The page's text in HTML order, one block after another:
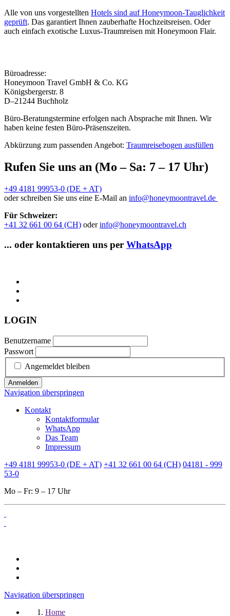
Alle von uns vorgestellten Hotels sind auf Honeymoon-Tauglichkeit
geprüft. Das garantiert Ihnen zauberhafte Hochzeitsreisen. Oder
auch einfach exotische Luxus-Traumreisen mit Honeymoon Flair.
Büroadresse:
Honeymoon Travel GmbH & Co. KG
Königsbergerstr. 8
D–21244 Buchholz
Büro-Beratungstermine erfolgen nach Absprache mit Ihnen. Wir
haben keine festen Büro-Präsenszeiten.
Abkürzung zum passenden Angebot: Traumreisebogen ausfüllen
Rufen Sie uns an (Mo – Sa: 7 – 17 Uhr)
+49 4181 99953-0 (DE + AT)
oder schreiben Sie uns eine E-Mail an info@honeymoontravel.de
Für Schweizer:
+41 32 661 00 64 (CH) oderinfo@honeymoontravel.ch
... oder kontaktieren uns per WhatsApp
LOGIN
Benutzername
Passwort
Angemeldet bleiben
Anmelden
Navigation überspringen
Kontakt
Kontaktformular
WhatsApp
Das Team
Impressum
+49 4181 99953-0 (DE + AT) +41 32 661 00 64 (CH) 04181 - 999
53-0
Mo – Fr: 9 – 17 Uhr
Navigation überspringen
Home